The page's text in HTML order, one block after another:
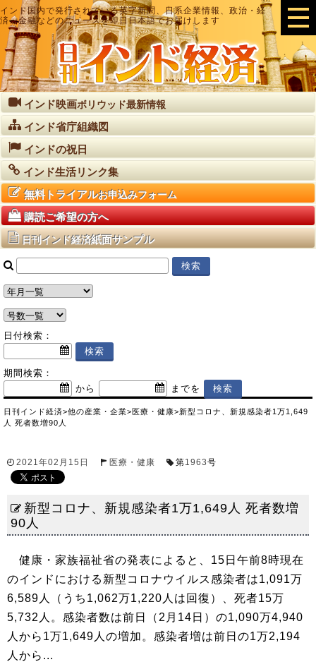
インド国内で発行されている英字新聞、日系企業情報、政治・経
済・金融などのニュースを即日日本語でお届けします
インド映画ボリウッド最新情報
インド省庁組織図
インドの祝日
インド生活リンク集
無料トライアルお申込みフォーム
購読ご希望の方へ
日刊インド経済紙面サンプル
日付検索：
期間検索：
から
までを
日刊インド経済>他の産業・企業>医療・健康>新型コロナ、新規感染者1万1,649
人 死者数増90人
2021年02月15日 医療・健康 第1963号
新型コロナ、新規感染者1万1,649人 死者数増
90人
健康・家族福祉省の発表によると、15日午前8時現在
のインドにおける新型コロナウイルス感染者は1,091万
6,589人（うち1,062万1,220人は回復）、死者15万
5,732人。感染者数は前日（2月14日）の1,090万4,940
人から1万1,649人の増加。感染者増は前日の1万2,194
人から...